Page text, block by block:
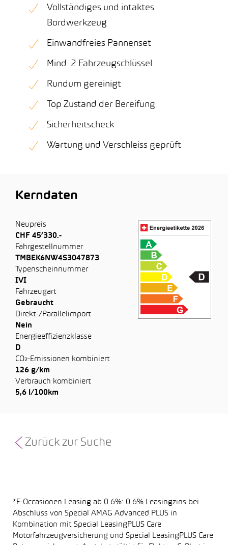
Vollständiges und intaktes
Bordwerkzeug
Einwandfreies Pannenset
Mind. 2 Fahrzeugschlüssel
Rundum gereinigt
Top Zustand der Bereifung
Sicherheitscheck
Wartung und Verschleiss geprüft
Kerndaten
Neupreis
CHF 45’330.-
Fahrgestellnummer
TMBEK6NW4S3047873
Typenscheinnummer
IVI
Fahrzeugart
Gebraucht
Direkt-/Parallelimport
Nein
Energieeffizienzklasse
D
CO₂-Emissionen kombiniert
126 g/km
Verbrauch kombiniert
5,6 l/100km
Zurück zur Suche
*E-Occasionen Leasing ab 0.6%: 0.6% Leasingzins bei
Abschluss von Special AMAG Advanced PLUS in
Kombination mit Special LeasingPLUS Care
Motorfahrzeugversicherung und Special LeasingPLUS Care